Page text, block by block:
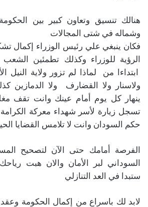
هنالك تنسيق وتعاون كبير بين
وشماله في شتى المجالات
فكان ينبغي علي رئيس الوزراء إكمال
الرؤية للوزراء وكذلك تطمئين الشعب
ابتداءا من لماذا لم تزور ولاية النيل
ولاسنار ولا القضارف ولا الدمازين
ينهار كل يوم أمام عينك وانت تقف
تسجل زيارة لأسر شهداء معركة
حكم السودان وانت لا تلامس القضايا
الفرصة أمامك حتى الآن لتصحيح
السوداني لبر الأمان والان هبت رياحك
ستبدا في العد التنازلي
لابد لك باسراع من إكمال الحكومة